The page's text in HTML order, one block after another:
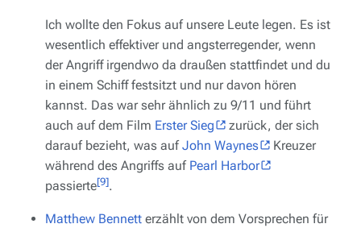
Ich wollte den Fokus auf unsere Leute legen. Es ist
wesentlich effektiver und angsterregender, wenn
der Angriff irgendwo da draußen stattfindet und du
in einem Schiff festsitzt und nur davon hören
kannst. Das war sehr ähnlich zu 9/11 und führt
auch auf dem Film Erster Sieg
zurück, der sich
darauf bezieht, was aufJohn Waynes
Kreuzer
während des Angriffs auf Pearl Harbor
passierte[9].
Matthew Bennett erzählt von dem Vorsprechen für